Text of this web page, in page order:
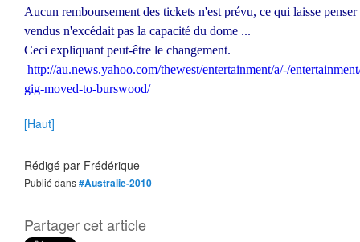
Aucun remboursement des tickets n'est prévu, ce qui laisse
vendus n'excédait pas la capacité du dome ...
Ceci expliquant peut-être le changement.
http://au.news.yahoo.com/thewest/entertainment/a/-/
gig-moved-to-burswood/
[Haut]
Rédigé par Frédérique
Publié dans#Australie-2010
Partager cet article